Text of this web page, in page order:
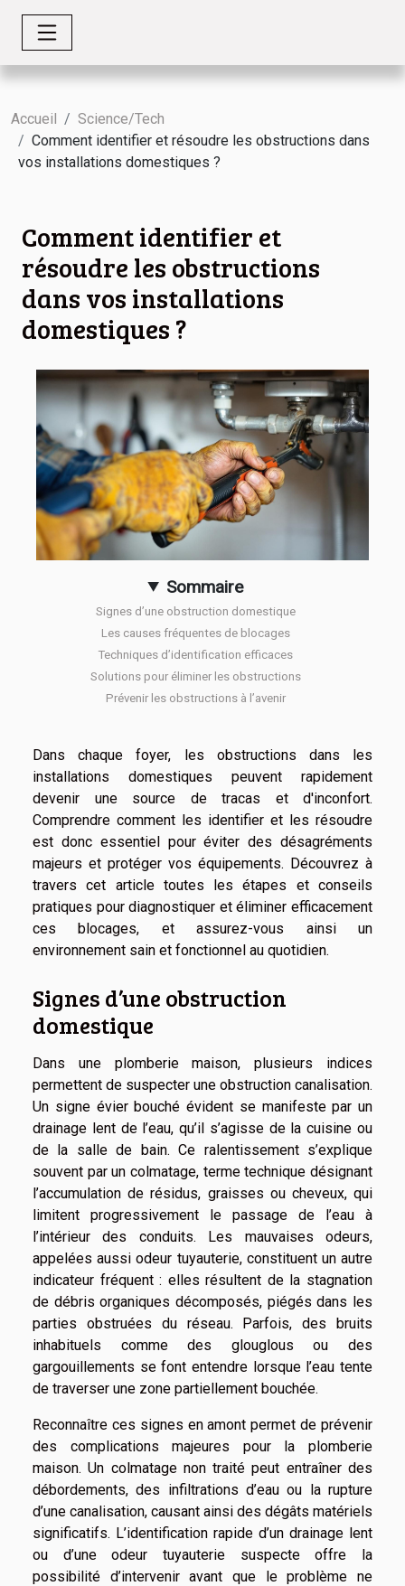
Accueil
Science/Tech
Comment identifier et résoudre les obstructions dans
vos installations domestiques ?
Comment identifier et
résoudre les obstructions
dans vos installations
domestiques ?
Sommaire
Signes d’une obstruction domestique
Les causes fréquentes de blocages
Techniques d’identification efficaces
Solutions pour éliminer les obstructions
Prévenir les obstructions à l’avenir
Dans chaque foyer, les obstructions dans les
installations domestiques peuvent rapidement
devenir une source de tracas et d'inconfort.
Comprendre comment les identifier et les résoudre
est donc essentiel pour éviter des désagréments
majeurs et protéger vos équipements. Découvrez à
travers cet article toutes les étapes et conseils
pratiques pour diagnostiquer et éliminer efficacement
ces blocages, et assurez-vous ainsi un
environnement sain et fonctionnel au quotidien.
Signes d’une obstruction
domestique
Dans une plomberie maison, plusieurs indices
permettent de suspecter une obstruction canalisation.
Un signe évier bouché évident se manifeste par un
drainage lent de l’eau, qu’il s’agisse de la cuisine ou
de la salle de bain. Ce ralentissement s’explique
souvent par un colmatage, terme technique désignant
l’accumulation de résidus, graisses ou cheveux, qui
limitent progressivement le passage de l’eau à
l’intérieur des conduits. Les mauvaises odeurs,
appelées aussi odeur tuyauterie, constituent un autre
indicateur fréquent : elles résultent de la stagnation
de débris organiques décomposés, piégés dans les
parties obstruées du réseau. Parfois, des bruits
inhabituels comme des glouglous ou des
gargouillements se font entendre lorsque l’eau tente
de traverser une zone partiellement bouchée.
Reconnaître ces signes en amont permet de prévenir
des complications majeures pour la plomberie
maison. Un colmatage non traité peut entraîner des
débordements, des infiltrations d’eau ou la rupture
d’une canalisation, causant ainsi des dégâts matériels
significatifs. L’identification rapide d’un drainage lent
ou d’une odeur tuyauterie suspecte offre la
possibilité d’intervenir avant que le problème ne